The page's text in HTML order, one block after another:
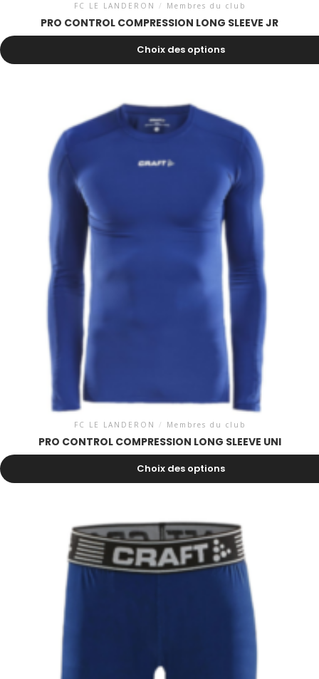
FC LE LANDERON / Membres du club
PRO CONTROL COMPRESSION LONG SLEEVE JR
31.00
Choix des options
FC LE LANDERON / Membres du club
PRO CONTROL COMPRESSION LONG SLEEVE UNI
40.00
Choix des options